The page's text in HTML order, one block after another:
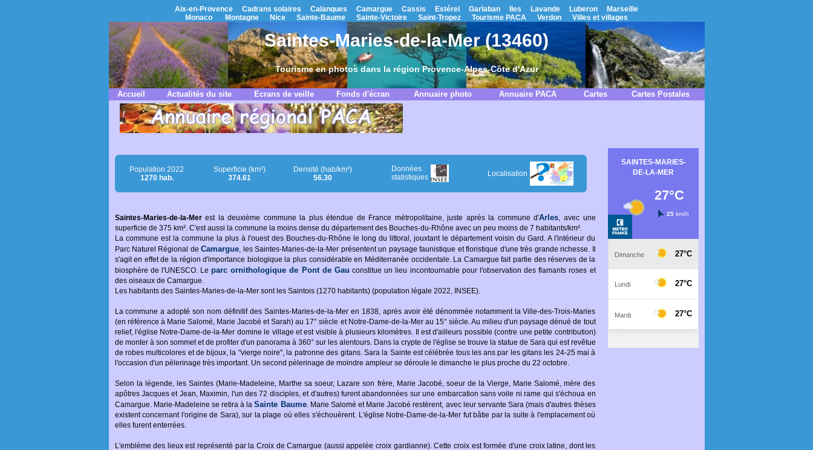
Aix-en-Provence Cadrans solaires Calanques Camargue Cassis Estérel Garlaban Iles Lavande Luberon
Marseille
Monaco
Montagne Nice Sainte-Baume Sainte-Victoire Saint-Tropez Tourisme PACA Verdon Villes et villages
Saintes-Maries-de-la-Mer (13460)
Tourisme en photos dans la région Provence-Alpes-Côte d'Azur
Accueil Actualités du site Ecrans de veille Fonds d'écran Annuaire photo Annuaire PACA Cartes Cartes Postales
Population 2022
1270 hab.
Superficie (km²)
374.61
Densité (hab/km²)
56.30
Données
statistiques
Localisation
Saintes-Maries-de-la-Merest la deuxième commune la plus étendue de France métropolitaine, juste après la commune d'Arles, avec une
superficie de 375 km². C'est aussi la commune la moins dense du département des Bouches-du-Rhône avec un peu moins de 7 habitants/km².
La commune est la commune la plus à l'ouest des Bouches-du-Rhône le long du littoral, jouxtant le département voisin du Gard. A l'intérieur du
Parc Naturel Régional deCamargue, les Saintes-Maries-de-la-Mer présentent un paysage faunistique et floristique d'une très grande richesse. Il
s'agit en effet de la région d'importance biologique la plus considérable en Méditerranée occidentale. La Camargue fait partie des réserves de la
biosphère de l'UNESCO. Leparc ornithologique de Pont de Gau constitue un lieu incontournable pour l'observation des flamants roses et
des oiseaux de Camargue.
Les habitants des Saintes-Maries-de-la-Mer sont les Saintois (1270 habitants) (population légale 2022, INSEE).
La commune a adopté son nom définitif des Saintes-Maries-de-la-Mer en 1838, après avoir été dénommée notamment la Ville-des-Trois-Maries
(en référence à Marie Salomé, Marie Jacobé et Sarah) au 17° siècle et Notre-Dame-de-la-Mer au 15° siècle. Au milieu d'un paysage dénué de tout
relief, l'église Notre-Dame-de-la-Mer domine le village et est visible à plusieurs kilomètres. Il est d'ailleurs possible (contre une petite contribution)
de monter à son sommet et de profiter d'un panorama à 360° sur les alentours. Dans la crypte de l'église se trouve la statue de Sara qui est revêtue
de robes multicolores et de bijoux, la "vierge noire", la patronne des gitans. Sara la Sainte est célébrée tous les ans par les gitans les 24-25 mai à
l'occasion d'un pèlerinage très important. Un second pèlerinage de moindre ampleur se déroule le dimanche le plus proche du 22 octobre.
Selon la légende, les Saintes (Marie-Madeleine, Marthe sa soeur, Lazare son frère, Marie Jacobé, soeur de la Vierge, Marie Salomé, mère des
apôtres Jacques et Jean, Maximin, l'un des 72 disciples, et d'autres) furent abandonnées sur une embarcation sans voile ni rame qui s'échoua en
Camargue. Marie-Madeleine se retira à laSainte Baume. Marie Salomé et Marie Jacobé restèrent, avec leur servante Sara (mais d'autres thèses
existent concernant l'origine de Sara), sur la plage où elles s'échouèrent. L'église Notre-Dame-de-la-Mer fut bâtie par la suite à l'emplacement où
elles furent enterrées.
L'emblème des lieux est représenté par la Croix de Camargue (aussi appelée croix gardianne). Cette croix est formée d'une croix latine, dont les